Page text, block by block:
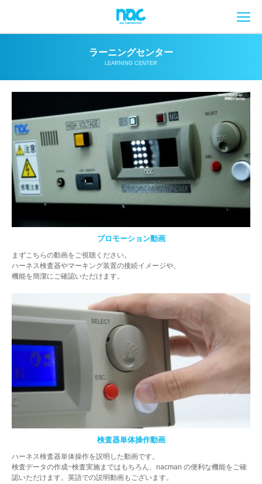
ラーニングセンター
LEARNING CENTER
プロモーション動画
まずこちらの動画をご視聴ください。
ハーネス検査器やマーキング装置の接続イメージや、
機能を簡潔にご確認いただけます。
検査器単体操作動画
ハーネス検査器単体操作を説明した動画です。
検査データの作成~検査実施まではもちろん、nacman の便利な機能をご確
認いただけます。英語での説明動画もございます。